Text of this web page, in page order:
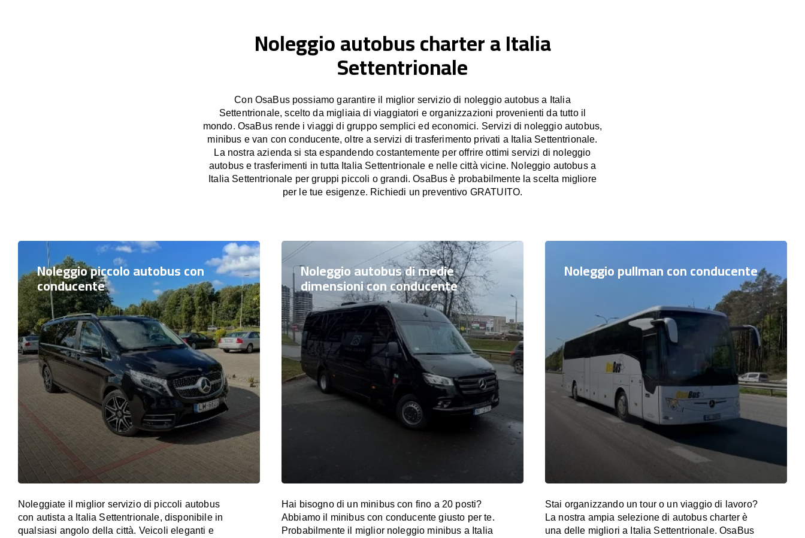
Noleggio autobus charter a Italia
Settentrionale
Con OsaBus possiamo garantire il miglior servizio di noleggio autobus a Italia
Settentrionale, scelto da migliaia di viaggiatori e organizzazioni provenienti da tutto il
mondo. OsaBus rende i viaggi di gruppo semplici ed economici. Servizi di noleggio autobus,
minibus e van con conducente, oltre a servizi di trasferimento privati a Italia Settentrionale.
La nostra azienda si sta espandendo costantemente per offrire ottimi servizi di noleggio
autobus e trasferimenti in tutta Italia Settentrionale e nelle città vicine. Noleggio autobus a
Italia Settentrionale per gruppi piccoli o grandi. OsaBus è probabilmente la scelta migliore
per le tue esigenze. Richiedi un preventivo GRATUITO.
Noleggio piccolo autobus con
conducente
Noleggiate il miglior servizio di piccoli autobus
con autista a Italia Settentrionale, disponibile in
qualsiasi angolo della città. Veicoli eleganti e
Noleggio autobus di medie
dimensioni con conducente
Hai bisogno di un minibus con fino a 20 posti?
Abbiamo il minibus con conducente giusto per te.
Probabilmente il miglior noleggio minibus a Italia
Noleggio pullman con conducente
Stai organizzando un tour o un viaggio di lavoro?
La nostra ampia selezione di autobus charter è
una delle migliori a Italia Settentrionale. OsaBus